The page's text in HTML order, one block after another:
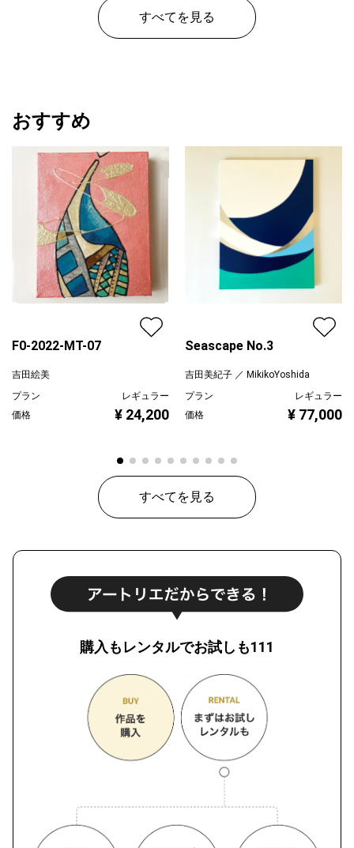
すべてを見る
おすすめ
F0-2022-MT-07
吉田絵美
プラン
レギュラー
価格
¥ 24,200
Seascape No.3
吉田美紀子 ／ MikikoYoshida
プラン
レギュラー
価格
¥ 77,000
すべてを見る
購入もレンタルでお試しも111